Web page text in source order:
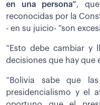
en una persona”,
reconocidas por la
- en su juicio- “son
”Esto debe cambiar y
decisiones que hay que
“Bolivia sabe que
presidencialismo y el